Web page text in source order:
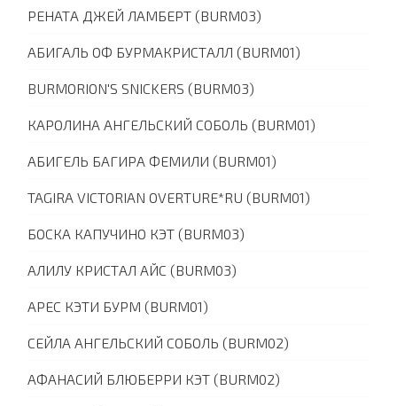
РЕНАТА ДЖЕЙ ЛАМБЕРТ (BURM03)
АБИГАЛЬ ОФ БУРМАКРИСТАЛЛ (BURM01)
BURMORION'S SNICKERS (BURM03)
КАРОЛИНА АНГЕЛЬСКИЙ СОБОЛЬ (BURM01)
АБИГЕЛЬ БАГИРА ФЕМИЛИ (BURM01)
TAGIRA VICTORIAN OVERTURE*RU (BURM01)
БОСКА КАПУЧИНО КЭТ (BURM03)
АЛИЛУ КРИСТАЛ АЙС (BURM03)
АРЕС КЭТИ БУРМ (BURM01)
СЕЙЛА АНГЕЛЬСКИЙ СОБОЛЬ (BURM02)
АФАНАСИЙ БЛЮБЕРРИ КЭТ (BURM02)